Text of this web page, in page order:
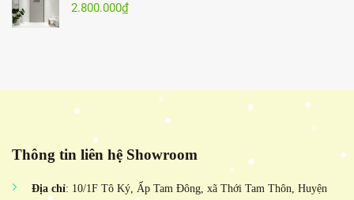
2.800.000₫
Thông tin liên hệ Showroom
Địa chỉ: 10/1F Tô Ký, Ấp Tam Đông, xã Thới Tam Thôn, Huyện